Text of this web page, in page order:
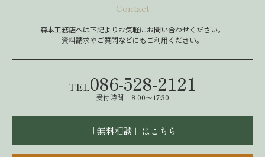
Contact
森本工務店へは下記よりお気軽にお問い合わせください。
資料請求やご質問などにもご利用ください。
TEL086-528-2121
受付時間 8:00～17:30
「無料相談」はこちら